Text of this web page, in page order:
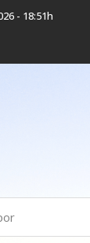
- 18:51h